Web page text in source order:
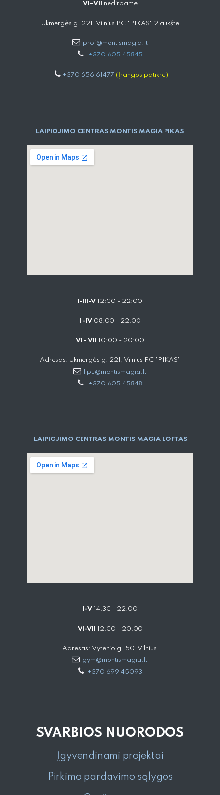
VI–VII nedirbame
Ukmergės g. 221, Vilnius PC "PIKAS" 2 aukšte
prof@montismagia.lt
+370 605 4584​5
+370 656 61477 (Įrangos patikra)
LAIPIOJIMO CENTRAS MONTIS MAGIA PIKAS
I-III-V 12:00 - 22:00
II-IV 08:00 - 22:00
VI - VII 10:00 - 20:00
Adresas: Ukmergės g. 221, Vilnius PC "PIKAS"
lipu@montismagia.lt
+370 605 45848
LAIPIOJIMO CENTRAS MONTIS MAGIA LOFTAS
I-V14:30 - 22:00
VI-VII 12:00 - 20:00
Adresas: Vytenio g. 50, Vilnius
gym@montismagia.lt
+370 699 45093
SVARBIOS NUORODOS
Įgyvendinami projektai
Pirkimo pardavimo sąlygos